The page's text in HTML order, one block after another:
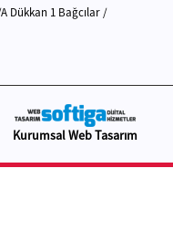
Dükkan 1 Bağcılar /
Kurumsal Web Tasarım